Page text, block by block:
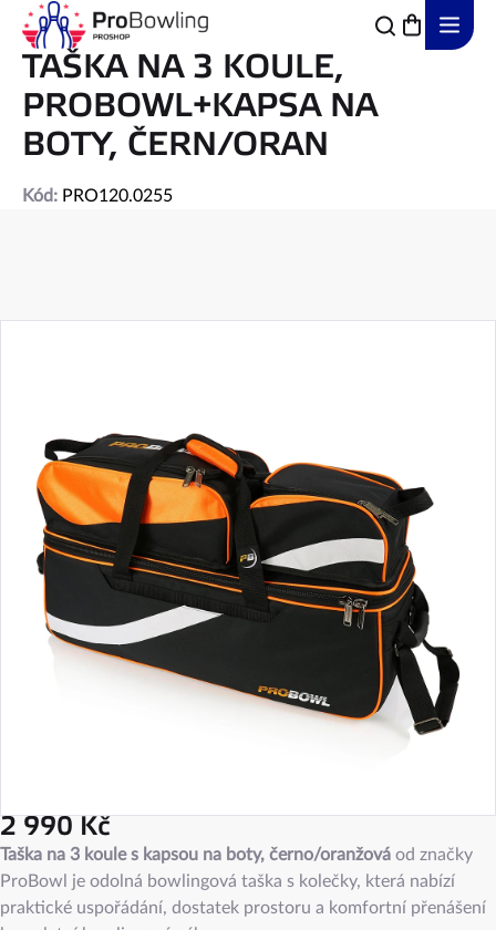
Přejít
obsah
TAŠKA NA 3 KOULE,
PROBOWL+KAPSA NA
BOTY, ČERN/ORAN
Kód: PRO120.0255
2 990 Kč
Měrná
cena:
Taška na 3 koule s kapsou na boty, černo/oranžová od značky
ProBowl je odolná bowlingová taška s kolečky, která nabízí
praktické uspořádání, dostatek prostoru a komfortní přenášení